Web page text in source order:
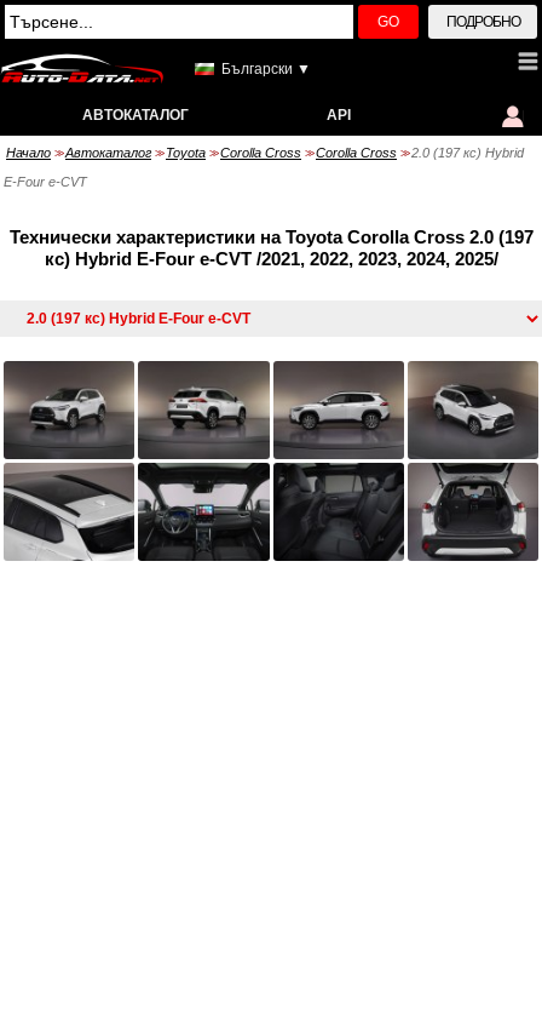
GO ПОДРОБНО
Български ▼
АВТОКАТАЛОГ API
Начало >> Автокаталог >> Toyota >> Corolla Cross >> Corolla Cross >> 2.0 (197 кс) Hybrid
E-Four e-CVT
Технически характеристики на Toyota Corolla Cross 2.0 (197
кс) Hybrid E-Four e-CVT /2021, 2022, 2023, 2024, 2025/